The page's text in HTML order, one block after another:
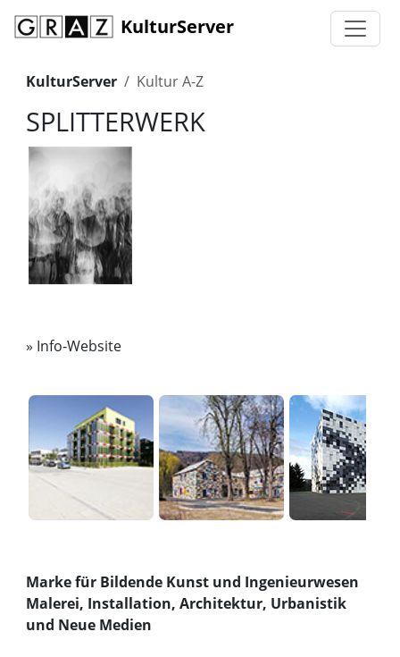
KulturServer
KulturServer Kultur A-Z
SPLITTERWERK
» Info-Website
Marke für Bildende Kunst und Ingenieurwesen
Malerei, Installation, Architektur, Urbanistik
und Neue Medien